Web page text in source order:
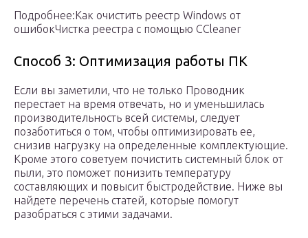
Подробнее:Как очистить реестр Windows от
ошибокЧистка реестра с помощью CCleaner
Способ 3: Оптимизация работы ПК
Если вы заметили, что не только Проводник
перестает на время отвечать, но и уменьшилась
производительность всей системы, следует
позаботиться о том, чтобы оптимизировать ее,
снизив нагрузку на определенные комплектующие.
Кроме этого советуем почистить системный блок от
пыли, это поможет понизить температуру
составляющих и повысит быстродействие. Ниже вы
найдете перечень статей, которые помогут
разобраться с этими задачами.